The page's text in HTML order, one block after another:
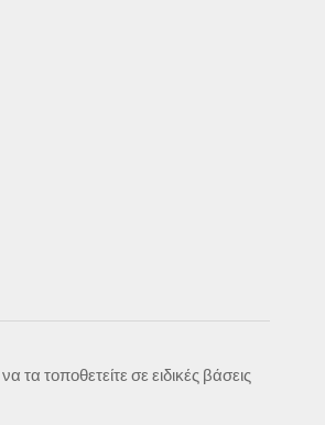
τοποθετείτε σε ειδικές βάσεις